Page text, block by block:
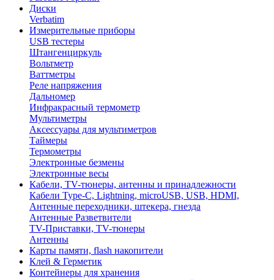
Диски
Verbatim
Измерительные приборы
USB тестеры
Штангенциркуль
Вольтметр
Ваттметры
Реле напряжения
Дальномер
Инфракрасный термометр
Мультиметры
Аксессуары для мультиметров
Таймеры
Термометры
Электронные безмены
Электронные весы
Кабели, TV-тюнеры, антенны и принадлежности
Кабели Type-C, Lightning, microUSB, USB, HDMI,
Антенные переходники, штекера, гнезда
Антенные Разветвители
TV-Приставки, TV-тюнеры
Антенны
Карты памяти, flash накопители
Клей & Герметик
Контейнеры для хранения